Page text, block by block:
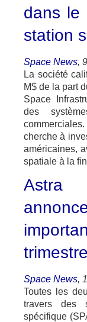
dans le
station
Space News,
La société
M$ de la part
Space
des
cherche à
américaines,
spatiale à la
trimestre
Space News,
Toutes les
travers des
spécifique